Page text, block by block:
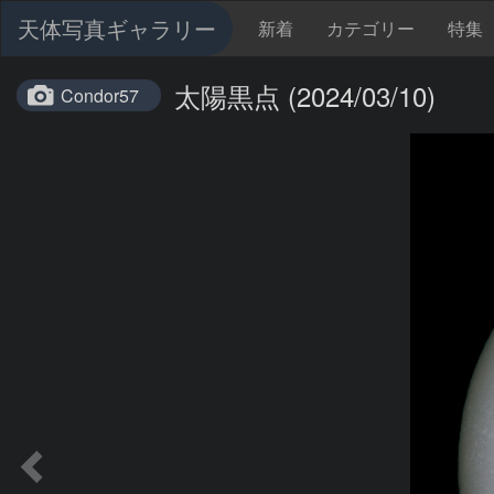
天体写真ギャラリー 新着 カテゴリー 特集
Condor57 太陽黒点 (2024/03/10)